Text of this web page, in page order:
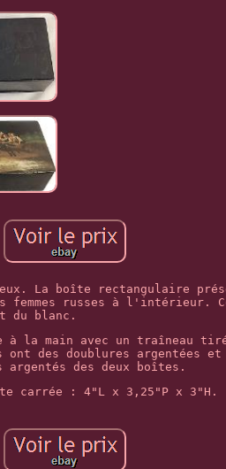
La boîte rectangulaire
femmes russes à l'intérieur.
du blanc.
la main avec un traîneau tiré
des doublures argentées et
des deux boîtes.
carrée : 4"L x 3,25"P x 3"H.